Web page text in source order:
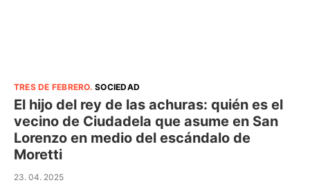
TRES DE FEBRERO.SOCIEDAD
El hijo del rey de las achuras: quién es el
vecino de Ciudadela que asume en San
Lorenzo en medio del escándalo de
Moretti
23. 04. 2025